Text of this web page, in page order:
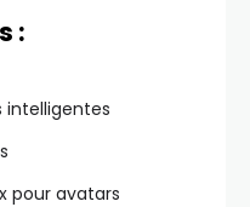
:
intelligentes
pour avatars